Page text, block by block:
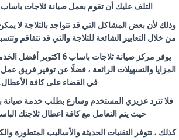
التلف عليك أن تقوم بعمل صيانة ثلاجات باساب 6 اكتوبر كل فترة
وذلك لأن بعض المشاكل التي قد تتواجد بالثلاجة لا
من خلال التعابير الشائعة للثلاجة والتي قد تتفاقم
يوفر مركز صيانة ثلاجات باساب
المزايا والتسهيلات الرائعة ، فضلًا عن توفير فريق
في القضاء على كافة الأعطال.
حيث يتم التعامل مع كافة اعطال ثلاجتك الباساب ب6
كذلك ، تتوفر التقنيات الحديثة والأساليب المتطورة